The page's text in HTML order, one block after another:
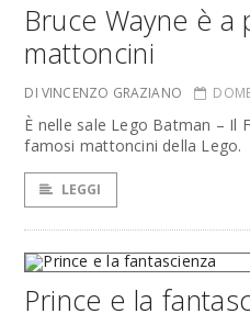
Bruce Wayne è a
mattoncini
DI VINCENZO GRAZIANO
È nelle sale Lego Batman – Il
famosi mattoncini della Lego.
LEGGI
Prince e la